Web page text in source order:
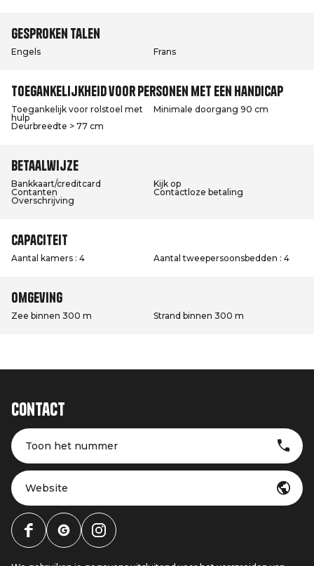
Gesproken talen
Engels Frans
Toegankelijkheid voor personen met een handicap
Toegankelijk voor rolstoel met
hulp
Minimale doorgang 90 cm
Deurbreedte > 77 cm
Betaalwijze
Bankkaart/creditcard
Kijk op
Contanten
Contactloze betaling
Overschrijving
Capaciteit
Aantal kamers : 4 Aantal tweepersoonsbedden : 4
Omgeving
Zee binnen 300 m Strand binnen 300 m
Contact
Toon het nummer
Website